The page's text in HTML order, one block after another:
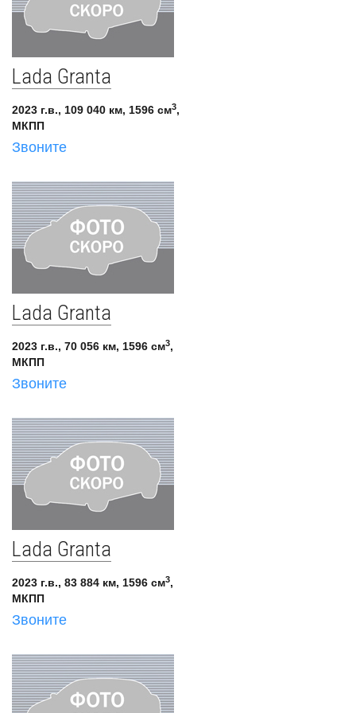
Lada Granta
2023 г.в., 109 040 км, 1596 см3,
МКПП
Звоните
Lada Granta
2023 г.в., 70 056 км, 1596 см3,
МКПП
Звоните
Lada Granta
2023 г.в., 83 884 км, 1596 см3,
МКПП
Звоните